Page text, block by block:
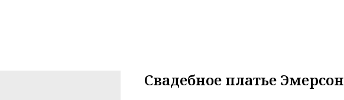
Свадебное платье Эмерсон